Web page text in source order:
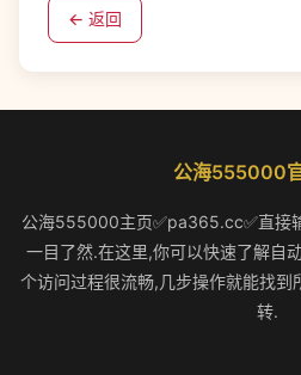
← 返回
公海555000
公海555000主页✅pa365.cc✅直接
一目了然.在这里,你可以快速了解自
个访问过程很流畅,几步操作就能找
转.